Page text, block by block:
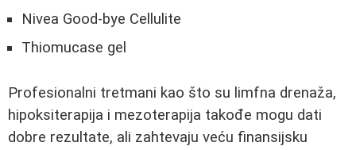
Nivea Good-bye Cellulite
Thiomucase gel
Profesionalni tretmani kao što su limfna drenaža,
hipoksiterapija i mezoterapija takođe mogu dati
dobre rezultate, ali zahtevaju veću finansijsku